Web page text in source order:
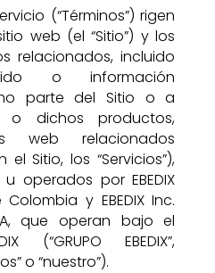
(“Términos”) rigen
web (el “Sitio”) y los
relacionados, incluido
o información
parte del Sitio o a
o dichos productos,
web relacionados
Sitio, los “Servicios”),
operados por EBEDIX
y EBEDIX Inc.
que operan bajo el
(“GRUPO EBEDIX”,
o “nuestro”).